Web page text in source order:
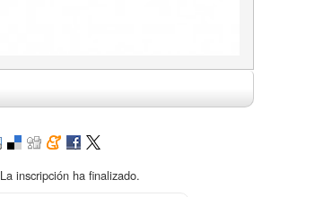
La inscripción ha finalizado.